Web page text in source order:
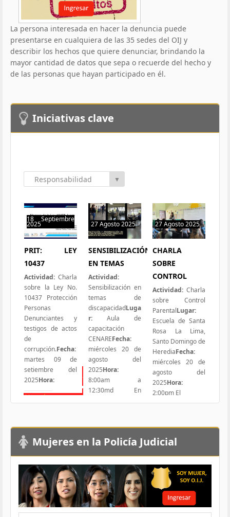
La persona interesada en hacer la denuncia puede
presentarse en cualquiera de las 35 sedes del OIJ y
describir los hechos que quiere denunciar, brindando la
mayor cantidad de datos que sepa o recuerde del hecho y
de las personas que hayan participado en él.
Iniciativas clave
Todas las Iniciativas
Responsabilidad Social
Responsabilidad
▼
18 Septiembre
2025
0 hit
PRIT: LEY
10437
Actividad: Charla
sobre la Ley No.
10437 Protección
Personas
Denunciantes y
testigos de actos
de
corrupción.Fecha:
martes 09 de
setiembre del
2025Hora:
Ver más
27 Agosto 2025
0 hit
SENSIBILIZACIÓN
EN TEMAS
Actividad:
Sensibilización en
temas de
discapacidadLuga
r: Aula de
capacitación
CENAREFecha:
miércoles 20 de
agosto del
2025Hora:
8:00am a
12:30md En
27 Agosto 2025
0 hit
CHARLA
SOBRE
CONTROL
Actividad: Charla
sobre Control
ParentalLugar:
Escuela de Santa
Rosa La Lima,
Santo Domingo de
HerediaFecha:
miércoles 20 de
agosto del
2025Hora:
2:00pm El
Load More
Mujeres en la Policía Judicial